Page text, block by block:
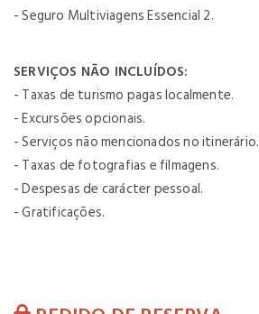
- Seguro Multiviagens Essencial 2.
SERVIÇOS NÃO INCLUÍDOS:
- Taxas de turismo pagas localmente.
- Excursões opcionais.
- Serviços não mencionados no itinerário.
- Taxas de fotografias e filmagens.
- Despesas de carácter pessoal.
- Gratificações.